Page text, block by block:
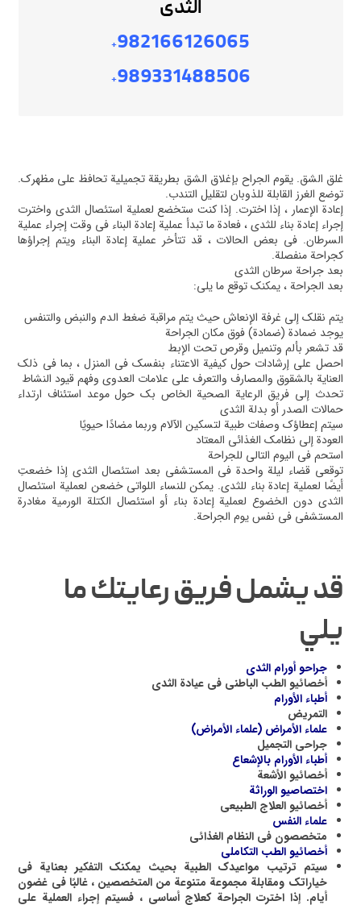
الثدی
982166126065
+
989331488506
+
غلق الشق. يقوم الجراح بإغلاق الشق بطريقة تجميلية تحافظ على مظهرك.
توضع الغرز القابلة للذوبان لتقليل التندب.
إعادة الإعمار ، إذا اخترت. إذا كنت ستخضع لعملية استئصال الثدي واخترت
إجراء إعادة بناء للثدي ، فعادة ما تبدأ عملية إعادة البناء في وقت إجراء عملية
السرطان. في بعض الحالات ، قد تتأخر عملية إعادة البناء ويتم إجراؤها
كجراحة منفصلة.
بعد جراحة سرطان الثدي
بعد الجراحة ، يمكنك توقع ما يلي:
يتم نقلك إلى غرفة الإنعاش حيث يتم مراقبة ضغط الدم والنبض والتنفس
يوجد ضمادة (ضمادة) فوق مكان الجراحة
قد تشعر بألم وتنميل وقرص تحت الإبط
احصل على إرشادات حول كيفية الاعتناء بنفسك في المنزل ، بما في ذلك
العناية بالشقوق والمصارف والتعرف على علامات العدوى وفهم قيود النشاط
تحدث إلى فريق الرعاية الصحية الخاص بك حول موعد استئناف ارتداء
حمالات الصدر أو بدلة الثدي
سيتم إعطاؤك وصفات طبية لتسكين الآلام وربما مضادًا حيويًا
العودة إلى نظامك الغذائي المعتاد
استحم في اليوم التالي للجراحة
توقعي قضاء ليلة واحدة في المستشفى بعد استئصال الثدي إذا خضعتِ
أيضًا لعملية إعادة بناء للثدي. يمكن للنساء اللواتي خضعن لعملية استئصال
الثدي دون الخضوع لعملية إعادة بناء أو استئصال الكتلة الورمية مغادرة
المستشفى في نفس يوم الجراحة.
قد يشمل فريق رعايتك ما
يلي
جراحو أورام الثدی
أخصائيو الطب الباطني في عيادة الثدی
أطباء الأورام
التمريض
علماء الأمراض (علماء الأمراض)
جراحي التجميل
أطباء الأورام بالإشعاع
أخصائيو الأشعة
اختصاصيو الوراثة
أخصائيو العلاج الطبيعی
علماء النفس
متخصصون في النظام الغذائی
أخصائيو الطب التكاملی
سيتم ترتيب مواعيدك الطبية بحيث يمكنك التفكير بعناية في
خياراتك ومقابلة مجموعة متنوعة من المتخصصين ، غالبًا في غضون
أيام. إذا اخترت الجراحة كعلاج أساسي ، فسيتم إجراء العملية على